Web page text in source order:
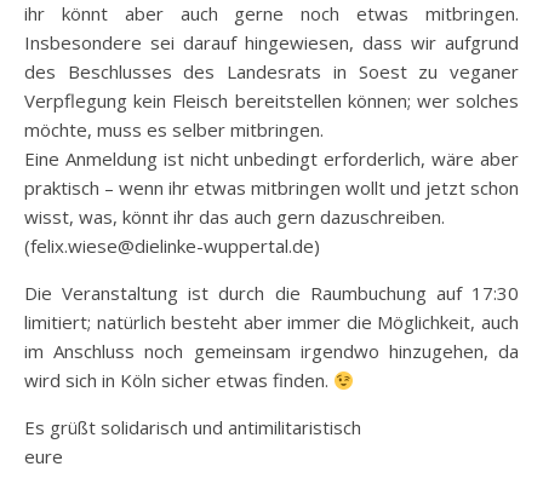
ihr könnt aber auch gerne noch etwas mitbringen.
Insbesondere sei darauf hingewiesen, dass wir aufgrund
des Beschlusses des Landesrats in Soest zu veganer
Verpflegung kein Fleisch bereitstellen können; wer solches
möchte, muss es selber mitbringen.
Eine Anmeldung ist nicht unbedingt erforderlich, wäre aber
praktisch – wenn ihr etwas mitbringen wollt und jetzt schon
wisst, was, könnt ihr das auch gern dazuschreiben.
(felix.wiese@dielinke-wuppertal.de)
Die Veranstaltung ist durch die Raumbuchung auf 17:30
limitiert; natürlich besteht aber immer die Möglichkeit, auch
im Anschluss noch gemeinsam irgendwo hinzugehen, da
wird sich in Köln sicher etwas finden.
Es grüßt solidarisch und antimilitaristisch
eure